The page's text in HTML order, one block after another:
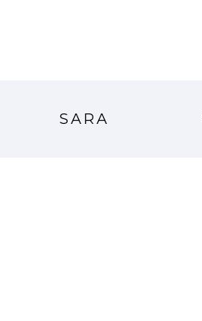
SARA